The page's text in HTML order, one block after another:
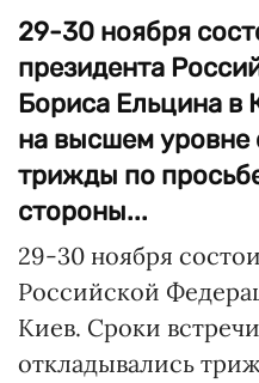
29-30 ноября
президента
Бориса Ельцина в
на высшем уровне
трижды по
стороны...
29-30 ноября
Российской
Киев. Сроки
откладывались